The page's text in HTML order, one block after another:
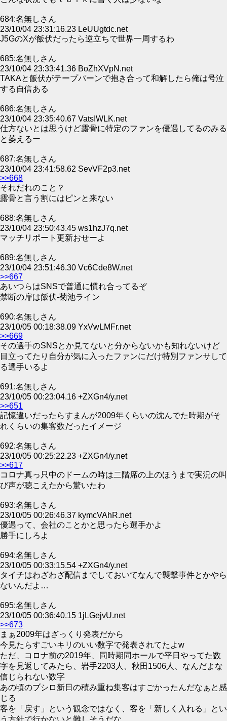
684:名無しさん
23/10/04 23:31:16.23 LeUUgtdc.net
J5GのXが飯伏だったら逆立ちで世界一周するわ
685:名無しさん
23/10/04 23:33:41.36 BoZhXVpN.net
TAKAと飯伏がテープパーンで抱き合って和解したら俺は号泣
する自信ある
686:名無しさん
23/10/04 23:35:40.67 VatsIWLK.net
仕方ないとは思うけど露骨に特定のファンを優遇してるのみる
と萎えるー
687:名無しさん
23/10/04 23:41:58.62 SevVF2p3.net
>>668
それだれのこと？
露骨と言う割にはピンと来ない
688:名無しさん
23/10/04 23:50:43.45 ws1hzJ7q.net
マッチリポート更新おせーよ
689:名無しさん
23/10/04 23:51:46.30 Vc6Cde8W.net
>>667
あいつらはSNSで普通に慣れ合ってるぞ
禁断の扉は飯伏-菊池ライン
690:名無しさん
23/10/05 00:18:38.09 YxVwLMFr.net
>>669
その選手のSNSとか見てないと分からないかも知れないけど
目立ってたり自分が気に入ったファンにだけ特別ファンサして
る選手いるよ
691:名無しさん
23/10/05 00:23:04.16 +ZXGn4/y.net
>>651
記憶違いだったらすまんが2009年くらいの沈んでた時期がそ
れくらいの集客数だったイメージ
692:名無しさん
23/10/05 00:25:22.23 +ZXGn4/y.net
>>617
コロナ真っ只中のドームの時は二階席の上のほうまで実況の叫
び声が聴こえたから驚いたわ
693:名無しさん
23/10/05 00:26:46.37 kymcVAhR.net
優遇って、会社のことかと思ったら選手かよ
勝手にしろよ
694:名無しさん
23/10/05 00:33:15.54 +ZXGn4/y.net
タイチはわざわざ配信までしておいてなんで襲撃事件とかやら
ないんだよ…
695:名無しさん
23/10/05 00:36:40.15 1jLGejvU.net
>>673
まぁ2009年はざっくり発表だから
今見たらすごいキリのいい数字で発表されてたよw
ただ、コロナ前の2019年、同時期同ホールで平日やってた数
字を見返してみたら、岩手2203人、秋田1506人、なんだよな
信じられない数字
あの頃のブシロ新日の積み重ね集客はすごかったんだなぁと感
じる
客を「戻す」という観念ではなく、客を「新しく入れる」とい
う方針で行かないと難しそうだな